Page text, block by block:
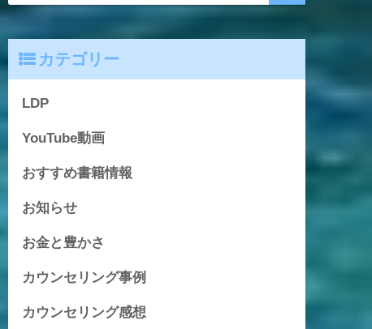
カテゴリー
LDP
YouTube動画
おすすめ書籍情報
お知らせ
お金と豊かさ
カウンセリング事例
カウンセリング感想